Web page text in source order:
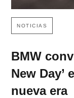
NOTICIAS
BMW
New Day’
nueva era